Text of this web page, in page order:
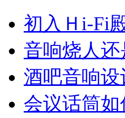
初入Ｈi-Fi
音响烧人
酒吧音响
会议话筒